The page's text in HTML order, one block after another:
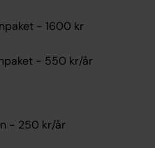
- 1600 kr
- 550 kr/år
- 250 kr/år